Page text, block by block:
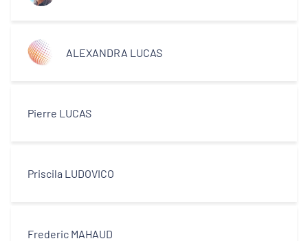
ALEXANDRA LUCAS
Pierre LUCAS
Priscila LUDOVICO
Frederic MAHAUD